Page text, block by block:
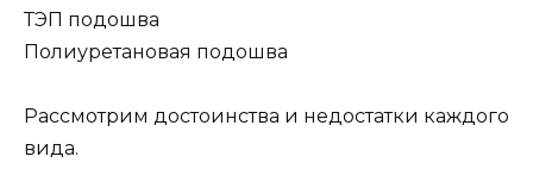
ТЭП подошва
Полиуретановая подошва
Рассмотрим достоинства и недостатки каждого
вида.